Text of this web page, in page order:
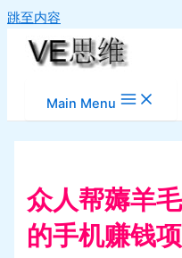
跳至内容
Main Menu
众人帮薅羊
的手机赚钱